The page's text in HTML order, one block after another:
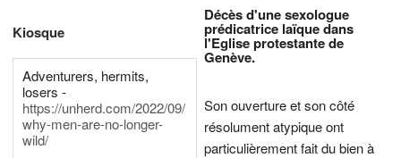
Kiosque
Adventurers, hermits,
losers -
https://unherd.com/2022/09/
why-men-are-no-longer-
wild/
Décès d'une sexologue
prédicatrice laïque dans
l'Eglise protestante de
Genève.
Son ouverture et son côté
résolument atypique ont
particulièrement fait du bien à